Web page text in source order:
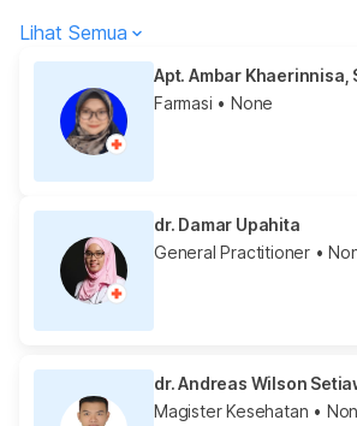
Lihat Semua
Apt. Ambar Khaerinnisa,
Farmasi • None
dr. Damar Upahita
General Practitioner •
dr. Andreas Wilson
Magister Kesehatan •